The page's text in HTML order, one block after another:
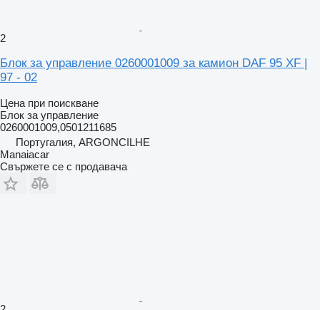
2
Блок за управление 0260001009 за камион DAF 95 XF |
97 - 02
Цена при поискване
Блок за управление
0260001009,0501211685
Португалия, ARGONCILHE
Manaiacar
Свържете се с продавача